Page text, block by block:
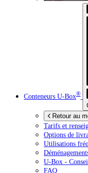
Conteneurs U-Box®
Retour au
Tarifs et
Options de
Utilisations
U-Box -
FAQ